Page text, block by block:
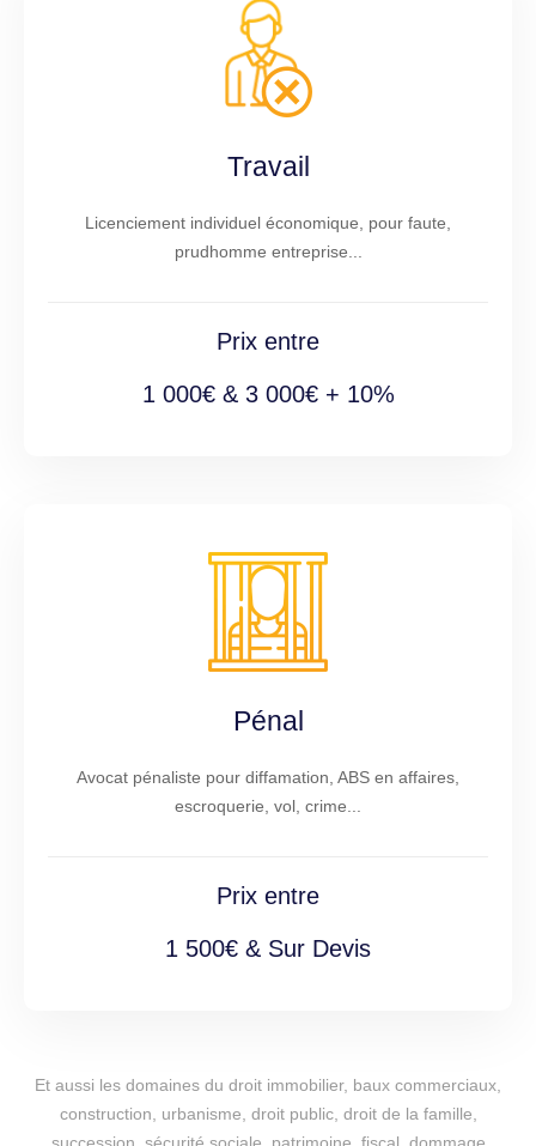
Travail
Licenciement individuel économique, pour faute,
prudhomme entreprise...
Prix entre
1 000€ & 3 000€ + 10%
Pénal
Avocat pénaliste pour diffamation, ABS en affaires,
escroquerie, vol, crime...
Prix entre
1 500€ & Sur Devis
Et aussi les domaines du droit immobilier, baux commerciaux,
construction, urbanisme, droit public, droit de la famille,